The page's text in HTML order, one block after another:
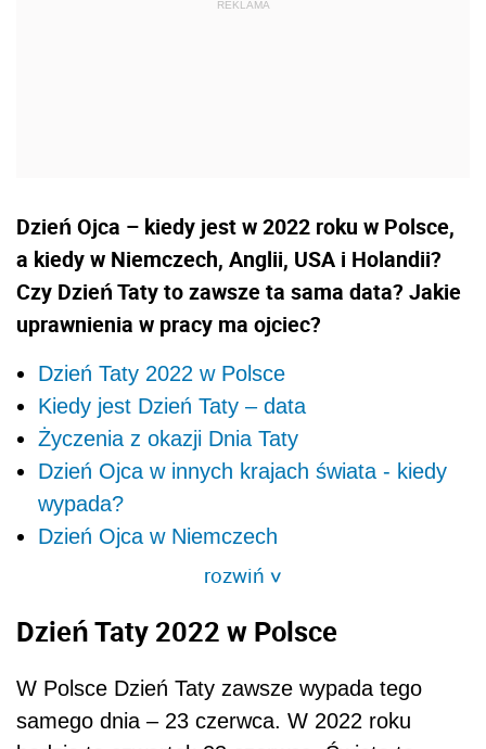
Dzień Ojca – kiedy jest w 2022 roku w Polsce,
a kiedy w Niemczech, Anglii, USA i Holandii?
Czy Dzień Taty to zawsze ta sama data? Jakie
uprawnienia w pracy ma ojciec?
Dzień Taty 2022 w Polsce
Kiedy jest Dzień Taty – data
Życzenia z okazji Dnia Taty
Dzień Ojca w innych krajach świata - kiedy
wypada?
Dzień Ojca w Niemczech
rozwiń>
Dzień Taty 2022 w Polsce
W Polsce Dzień Taty zawsze wypada tego
samego dnia – 23 czerwca. W 2022 roku